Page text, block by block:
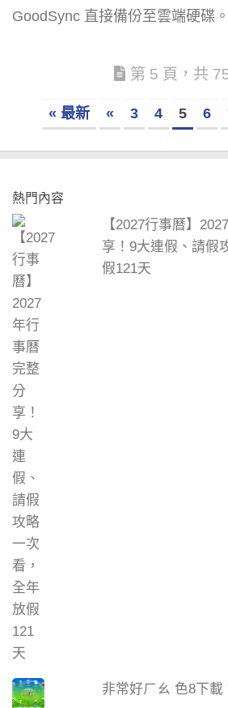
GoodSync 直接備份至雲端硬碟。
第 5 頁，共
« 最新 « 3 4 5 6
熱門內容
【2027行事曆】
享！9大連假、請假
假121天
非常好ㄏㄠ 色8下載